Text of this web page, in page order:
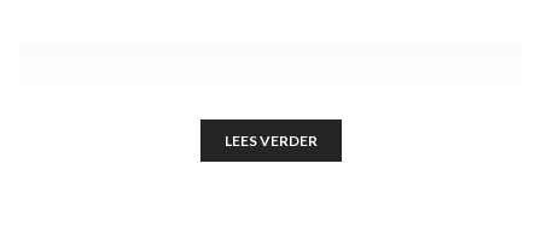
LEES VERDER